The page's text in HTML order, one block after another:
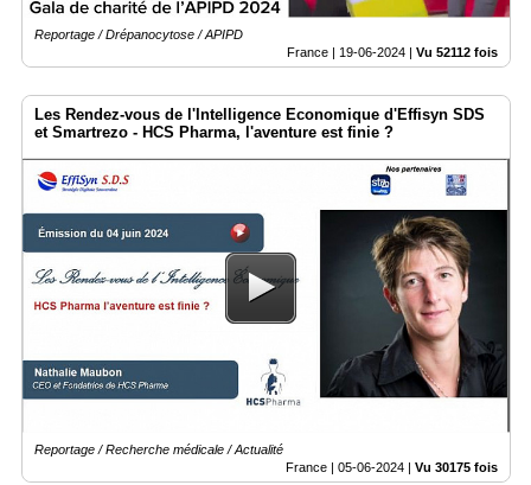
Reportage / Drépanocytose / APIPD
France | 19-06-2024 Vu 52112 fois
Les Rendez-vous de l'Intelligence Economique d'Effisyn SDS
et Smartrezo - HCS Pharma, l'aventure est finie ?
Reportage / Recherche médicale / Actualité
France | 05-06-2024 | Vu 30175 fois